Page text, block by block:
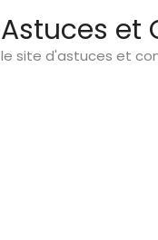
Astuces et
le site d'astuces et